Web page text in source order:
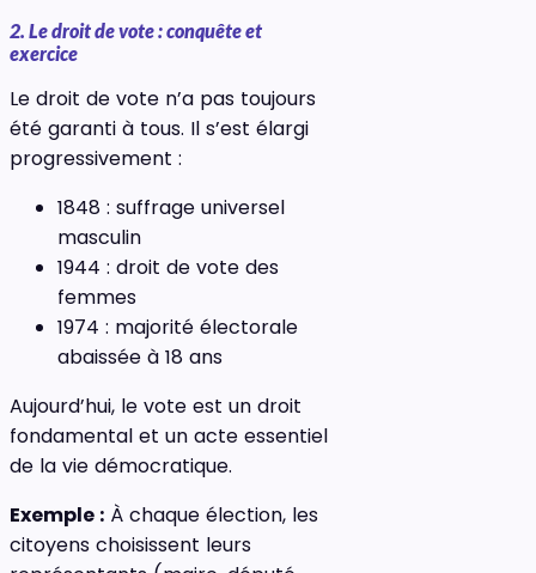
2. Le droit de vote : conquête et
exercice
Le droit de vote n’a pas toujours
été garanti à tous. Il s’est élargi
progressivement :
1848 : suffrage universel
masculin
1944 : droit de vote des
femmes
1974 : majorité électorale
abaissée à 18 ans
Aujourd’hui, le vote est un droit
fondamental et un acte essentiel
de la vie démocratique.
Exemple : À chaque élection, les
citoyens choisissent leurs